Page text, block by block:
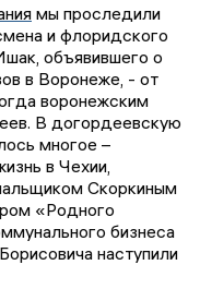
мы проследили
и флоридского
объявившего о
в Воронеже, - от
воронежским
В догордеевскую
многое –
в Чехии,
Скоркиным
«Родного
бизнеса
наступили